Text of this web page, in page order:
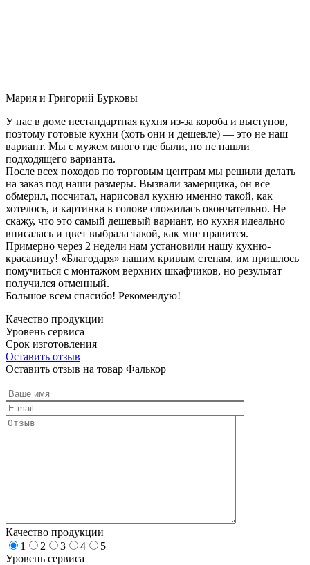
Мария и Григорий Бурковы
У нас в доме нестандартная кухня из-за короба и выступов,
поэтому готовые кухни (хоть они и дешевле) — это не наш
вариант. Мы с мужем много где были, но не нашли
подходящего варианта.
После всех походов по торговым центрам мы решили делать
на заказ под наши размеры. Вызвали замерщика, он все
обмерил, посчитал, нарисовал кухню именно такой, как
хотелось, и картинка в голове сложилась окончательно. Не
скажу, что это самый дешевый вариант, но кухня идеально
вписалась и цвет выбрала такой, как мне нравится.
Примерно через 2 недели нам установили нашу кухню-
красавицу! «Благодаря» нашим кривым стенам, им пришлось
помучиться с монтажом верхних шкафчиков, но результат
получился отменный.
Большое всем спасибо! Рекомендую!
Качество продукции
Уровень сервиса
Срок изготовления
Оставить отзыв
Оставить отзыв на товар Фалькор
Качество продукции
1
2 3 4
5
Уровень сервиса